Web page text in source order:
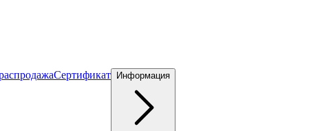
Сертификат Информация